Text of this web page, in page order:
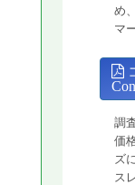
め
マ
調
価
ズ
ス